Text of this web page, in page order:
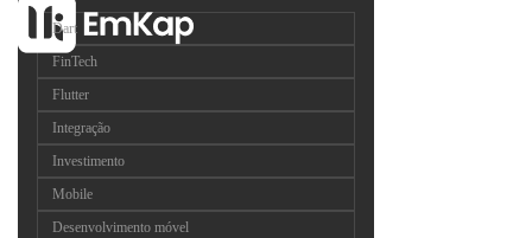
Dart
FinTech
Flutter
Integração
Investimento
Mobile
Desenvolvimento móvel